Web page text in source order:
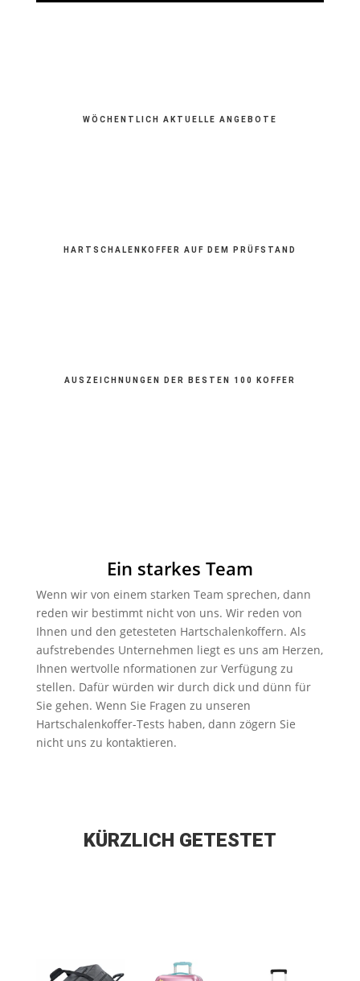
WÖCHENTLICH AKTUELLE ANGEBOTE
HARTSCHALENKOFFER AUF DEM PRÜFSTAND
AUSZEICHNUNGEN DER BESTEN 100 KOFFER
Ein starkes Team
Wenn wir von einem starken Team sprechen, dann
reden wir bestimmt nicht von uns. Wir reden von
Ihnen und den getesteten Hartschalenkoffern. Als
aufstrebendes Unternehmen liegt es uns am Herzen,
Ihnen wertvolle nformationen zur Verfügung zu
stellen. Dafür würden wir durch dick und dünn für
Sie gehen. Wenn Sie Fragen zu unseren
Hartschalenkoffer-Tests haben, dann zögern Sie
nicht uns zu kontaktieren.
KÜRZLICH GETESTET